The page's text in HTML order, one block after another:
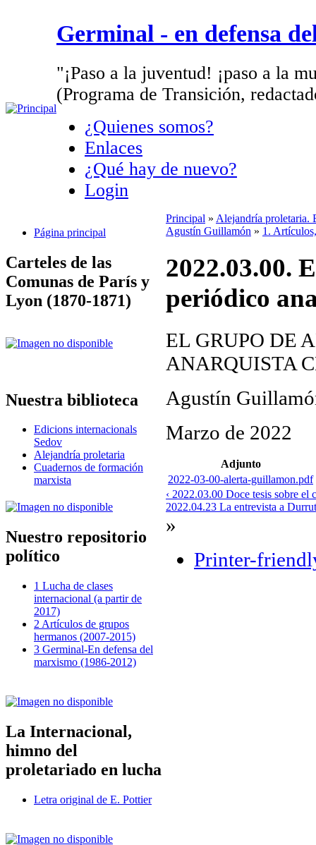
Germinal - en defensa
"¡Paso a la juventud! ¡paso a la
(Programa de Transición,
¿Quienes somos?
Enlaces
¿Qué hay de nuevo?
Login
Página principal
Carteles de las
Comunas de París y
Lyon (1870-1871)
Nuestra biblioteca
Edicions internacionals
Sedov
Alejandría proletaria
Cuadernos de formación
marxista
Nuestro repositorio
político
1 Lucha de clases
internacional (a partir de
2017)
2 Artículos de grupos
hermanos (2007-2015)
3 Germinal-En defensa del
marxismo (1986-2012)
La Internacional,
himno del
proletariado en lucha
Letra original de E. Pottier
Principal » Alejandría proletaria.
Agustín Guillamón » 1.
2022.03.00.
periódico
EL GRUPO DE
ANARQUISTA
Agustín
Marzo de 2022
Adjunto
2022-03-00-alerta-guillamon.pdf
‹ 2022.03.00 Doce tesis sobre
2022.04.23 La entrevista a
»
Printer-